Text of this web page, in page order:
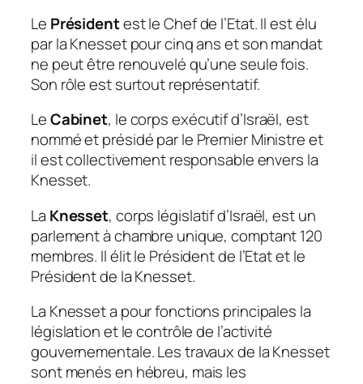
Le Présidentest le Chef de l’Etat. Il est élu
par la Knesset pour cinq ans et son mandat
ne peut être renouvelé qu’une seule fois.
Son rôle est surtout représentatif.
LeCabinet, le corps exécutif d’Israël, est
nommé et présidé par le Premier Ministre et
il est collectivement responsable envers la
Knesset.
La Knesset, corps législatif d’Israël, est un
parlement à chambre unique, comptant 120
membres. Il élit le Président de l’Etat et le
Président de la Knesset.
La Knesset a pour fonctions principales la
législation et le contrôle de l’activité
gouvernementale. Les travaux de la Knesset
sont menés en hébreu, mais les